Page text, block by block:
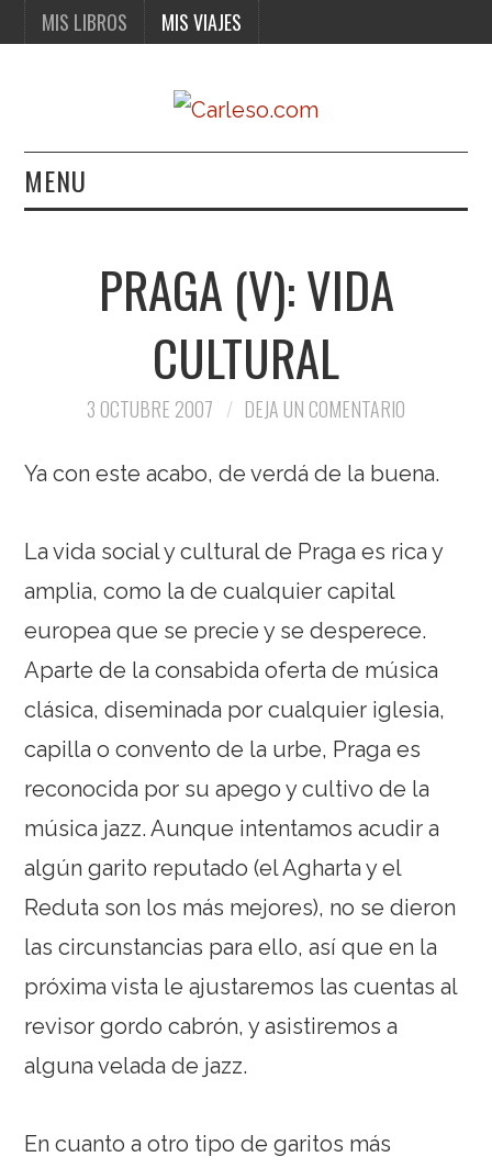
MIS LIBROS MIS VIAJES
MENU
MIS VIAJES
PRAGA (V): VIDA
CULTURAL
3 OCTUBRE 2007 DEJA UN COMENTARIO
Ya con este acabo, de verdá de la buena.
La vida social y cultural de Praga es rica y
amplia, como la de cualquier capital
europea que se precie y se desperece.
Aparte de la consabida oferta de música
clásica, diseminada por cualquier iglesia,
capilla o convento de la urbe, Praga es
reconocida por su apego y cultivo de la
música jazz. Aunque intentamos acudir a
algún garito reputado (el Agharta y el
Reduta son los más mejores), no se dieron
las circunstancias para ello, así que en la
próxima vista le ajustaremos las cuentas al
revisor gordo cabrón, y asistiremos a
alguna velada de jazz.
En cuanto a otro tipo de garitos más